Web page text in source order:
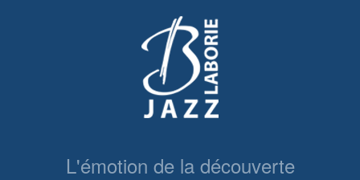
L'émotion de la découverte